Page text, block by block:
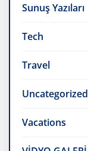
Sunuş Yazıları
Tech
Travel
Uncategorized
Vacations